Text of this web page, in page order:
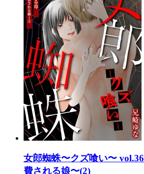
女郎蜘蛛〜クズ喰い〜
費される娘〜(2)